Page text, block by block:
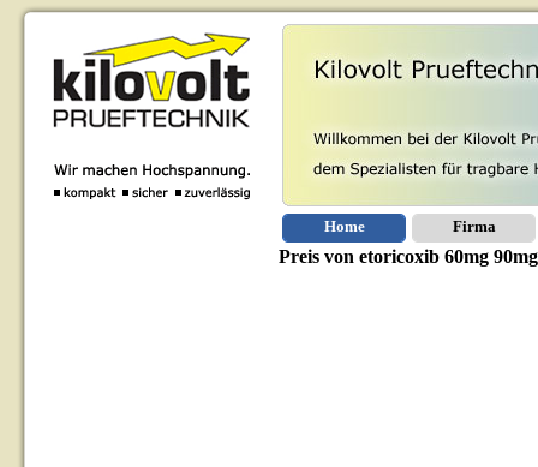
Home Firma
Preis von etoricoxib 60mg